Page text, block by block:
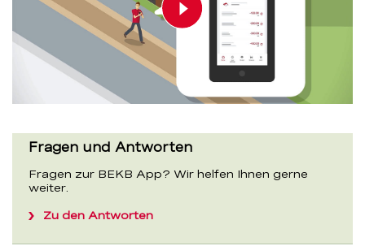
Fragen und Antworten
Fragen zur BEKB App? Wir helfen Ihnen gerne
weiter.
Zu den Antworten